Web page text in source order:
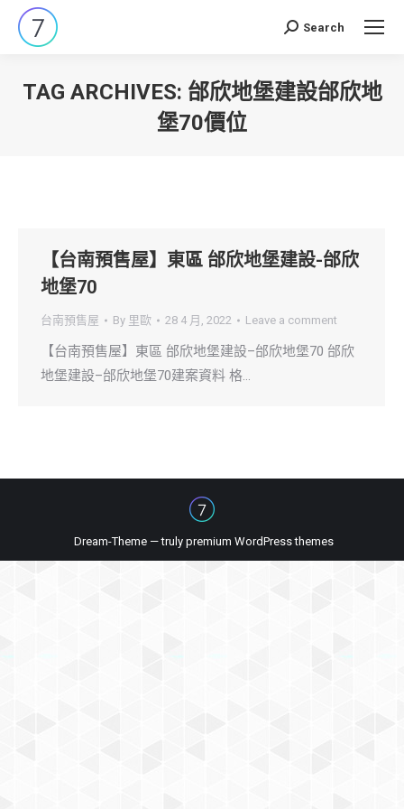
Search:
Search
TAG ARCHIVES: 邰欣地堡建設邰欣地
堡70價位
【台南預售屋】東區 邰欣地堡建設-邰欣
地堡70
台南預售屋 By 里歐 28 4 月, 2022 Leave a comment
【台南預售屋】東區 邰欣地堡建設–邰欣地堡70 邰欣
地堡建設–邰欣地堡70建案資料 格…
Dream-Theme — truly premium WordPress themes